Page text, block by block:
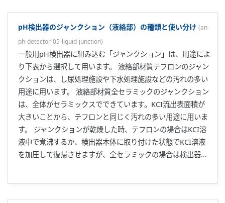
pH検出器のジャンクション（液絡部）の種類と使い分け (an-
ph-detector-05-liquid-junction)
一般用pH検出器に組み込む「ジャンクション」は、用途によ
り下表から選択して用います。 液絡部材質テフロンのジャン
クションは、し尿処理施設や下水処理施設などの汚れの多い
用途に用います。 液絡部材質全セラミックのジャンクション
は、全体がセラミックスでできています。KCI流出表面積が
大きいことから、テフロンと同じく汚れの多い用途に用いま
す。 ジャンクションが乾燥した時、テフロンの場合はKCI溶
液中で煮沸するか、検出器本体に取り付けた状態でKCI溶液
を加圧して復帰させますが、全セラミックの場合は検出器...